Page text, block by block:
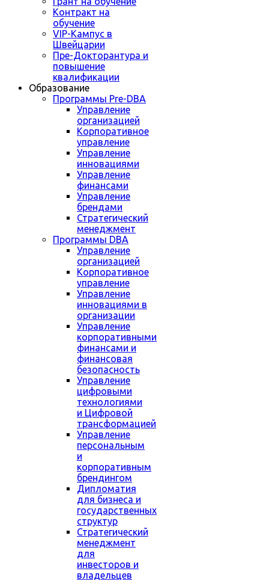
Контракт на
обучение
VIP-Кампус в
Швейцарии
Пре-Докторантура и
повышение
квалификации
Образование
Программы Pre-DBA
Управление
организацией
Корпоративное
управление
Управление
инновациями
Управление
финансами
Управление
брендами
Стратегический
менеджмент
Программы DBA
Управление
организацией
Корпоративное
управление
Управление
инновациями в
организации
Управление
корпоративными
финансами и
финансовая
безопасность
Управление
цифровыми
технологиями
и Цифровой
трансформацией
Управление
персональным
и
корпоративным
брендингом
Дипломатия
для бизнеса и
государственных
структур
Стратегический
менеджмент
для
инвесторов и
владельцев